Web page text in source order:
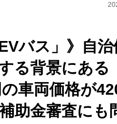
バス」》自
る背景にある
車両価格が
助金審査にも